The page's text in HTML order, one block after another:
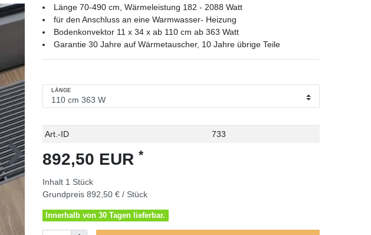
Länge 70-490 cm, Wärmeleistung 182 - 2088 Watt
für den Anschluss an eine Warmwasser- Heizung
Bodenkonvektor 11 x 34 x ab 110 cm ab 363 Watt
Garantie 30 Jahre auf Wärmetauscher, 10 Jahre übrige Teile
LÄNGE
Technisches
Wert
Art.-ID 733
892,50 EUR *
Inhalt 1 Stück
Grundpreis 892,50 € / Stück
Innerhalb von 30 Tagen lieferbar.